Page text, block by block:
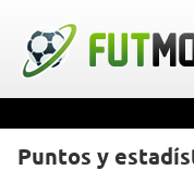
Puntos y